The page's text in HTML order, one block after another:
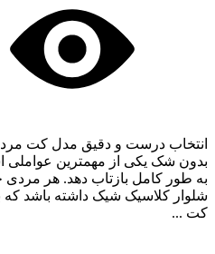
انتخاب درست و دقیق مدل کت
بدون شک یکی از مهمترین عواملی
به طور کامل بازتاب دهد. هر
شلوار کلاسیک شیک داشته باشد
کت ...